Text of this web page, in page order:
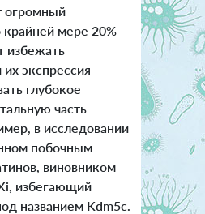
огромный
крайней мере 20%
избежать
экспрессия
глубокое
часть
в исследовании
побочным
виновником
избегающий
названием Kdm5c.